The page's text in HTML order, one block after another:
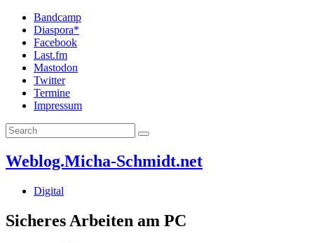
Bandcamp
Diaspora*
Facebook
Last.fm
Mastodon
Twitter
Termine
Impressum
Weblog.Micha-Schmidt.net
Digital
Sicheres Arbeiten am PC